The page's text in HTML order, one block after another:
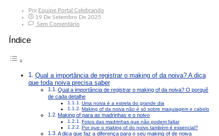
Por Equipe Portal Celebrando
19 De Setembro De 2025
Sem Comentário
Índice
Qual a importância de registrar o making of da noiva? A dica
que toda noiva precisa saber
Qual a importância de registrar o making of da noiva? O porquê
de cada detalhe
Uma noiva é a estrela do grande dia
Making of da noiva não é só sobre maquiagem e cabelo
Making of para as madrinhas e o noivo
Fotos das madrinhas que não podem faltar
Por que o making of do noivo também é essencial?
A dica que faz a diferença para o seu making of de noiva